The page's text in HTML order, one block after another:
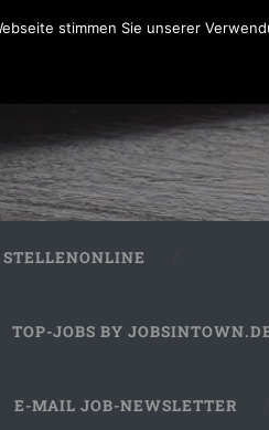
TOP-JOBS BY
E-MAIL JOB-NEWSLETTER
stimmen Sie unserer